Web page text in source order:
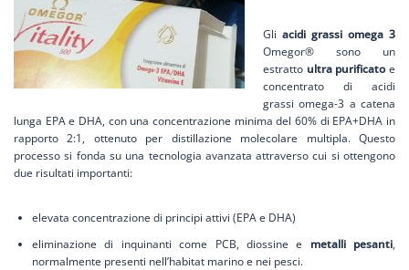
Gli acidi grassi omega 3
Omegor® sono un
estratto ultra purificato e
concentrato di acidi
grassi omega-3 a catena
lunga EPA e DHA, con una concentrazione minima del 60% di EPA+DHA in
rapporto 2:1, ottenuto per distillazione molecolare multipla. Questo
processo si fonda su una tecnologia avanzata attraverso cui si ottengono
due risultati importanti:
elevata concentrazione di principi attivi (EPA e DHA)
eliminazione di inquinanti come PCB, diossine e metalli pesanti,
normalmente presenti nell’habitat marino e nei pesci.